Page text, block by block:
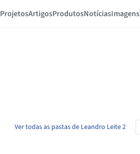
ProjetosArtigosProdutosNotíciasImagens
Ver todas as pastas de Leandro Leite 2